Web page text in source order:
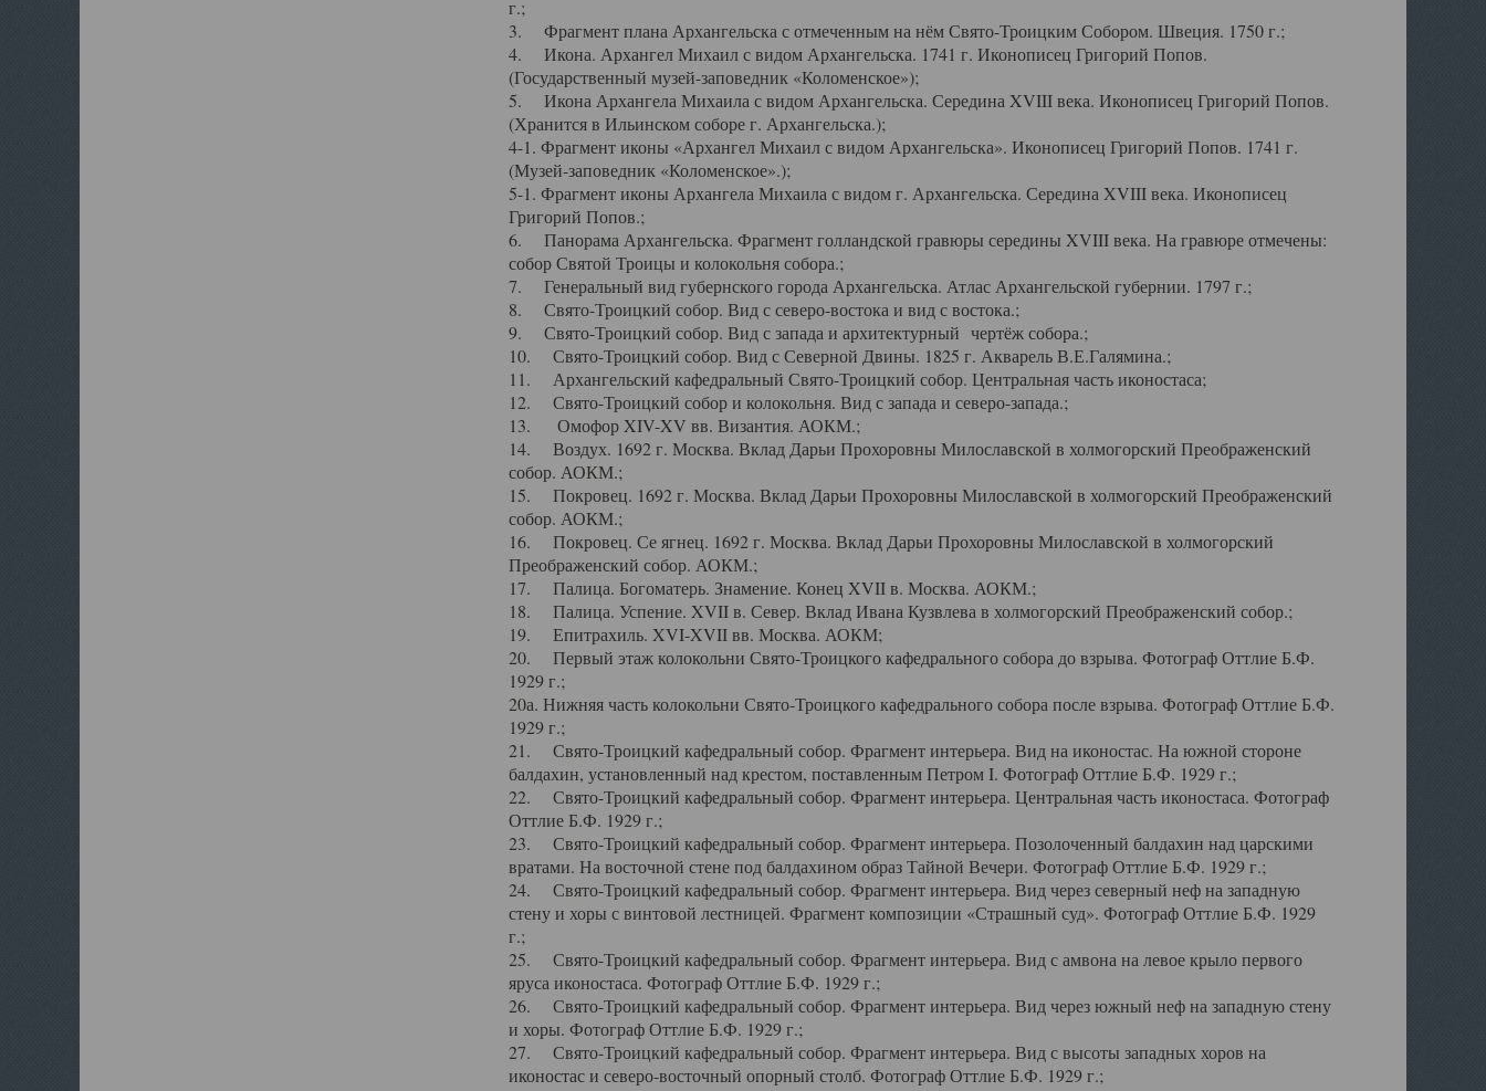
г.;
3. Фрагмент плана Архангельска с отмеченным на нём Свято-Троицким Собором. Швеция. 1750 г.;
4. Икона. Архангел Михаил с видом Архангельска. 1741 г. Иконописец Григорий Попов.
(Государственный музей-заповедник «Коломенское»);
5. Икона Архангела Михаила с видом Архангельска. Середина XVIII века. Иконописец Григорий Попов.
(Хранится в Ильинском соборе г. Архангельска.);
4-1. Фрагмент иконы «Архангел Михаил с видом Архангельска». Иконописец Григорий Попов. 1741 г.
(Музей-заповедник «Коломенское».);
5-1. Фрагмент иконы Архангела Михаила с видом г. Архангельска. Середина XVIII века. Иконописец
Григорий Попов.;
6. Панорама Архангельска. Фрагмент голландской гравюры середины XVIII века. На гравюре отмечены:
собор Святой Троицы и колокольня собора.;
7. Генеральный вид губернского города Архангельска. Атлас Архангельской губернии. 1797 г.;
8. Свято-Троицкий собор. Вид с северо-востока и вид с востока.;
9. Свято-Троицкий собор. Вид с запада и архитектурный чертёж собора.;
10. Свято-Троицкий собор. Вид с Северной Двины. 1825 г. Акварель В.Е.Галямина.;
11. Архангельский кафедральный Свято-Троицкий собор. Центральная часть иконостаса;
12. Свято-Троицкий собор и колокольня. Вид с запада и северо-запада.;
13. Омофор XIV-XV вв. Византия. АОКМ.;
14. Воздух. 1692 г. Москва. Вклад Дарьи Прохоровны Милославской в холмогорский Преображенский
собор. АОКМ.;
15. Покровец. 1692 г. Москва. Вклад Дарьи Прохоровны Милославской в холмогорский Преображенский
собор. АОКМ.;
16. Покровец. Се ягнец. 1692 г. Москва. Вклад Дарьи Прохоровны Милославской в холмогорский
Преображенский собор. АОКМ.;
17. Палица. Богоматерь. Знамение. Конец XVII в. Москва. АОКМ.;
18. Палица. Успение. XVII в. Север. Вклад Ивана Кузвлева в холмогорский Преображенский собор.;
19. Епитрахиль. XVI-XVII вв. Москва. АОКМ;
20. Первый этаж колокольни Свято-Троицкого кафедрального собора до взрыва. Фотограф Оттлие Б.Ф.
1929 г.;
20а. Нижняя часть колокольни Свято-Троицкого кафедрального собора после взрыва. Фотограф Оттлие Б.Ф.
1929 г.;
21. Свято-Троицкий кафедральный собор. Фрагмент интерьера. Вид на иконостас. На южной стороне
балдахин, установленный над крестом, поставленным Петром I. Фотограф Оттлие Б.Ф. 1929 г.;
22. Свято-Троицкий кафедральный собор. Фрагмент интерьера. Центральная часть иконостаса. Фотограф
Оттлие Б.Ф. 1929 г.;
23. Свято-Троицкий кафедральный собор. Фрагмент интерьера. Позолоченный балдахин над царскими
вратами. На восточной стене под балдахином образ Тайной Вечери. Фотограф Оттлие Б.Ф. 1929 г.;
24. Свято-Троицкий кафедральный собор. Фрагмент интерьера. Вид через северный неф на западную
стену и хоры с винтовой лестницей. Фрагмент композиции «Страшный суд». Фотограф Оттлие Б.Ф. 1929
г.;
25. Свято-Троицкий кафедральный собор. Фрагмент интерьера. Вид с амвона на левое крыло первого
яруса иконостаса. Фотограф Оттлие Б.Ф. 1929 г.;
26. Свято-Троицкий кафедральный собор. Фрагмент интерьера. Вид через южный неф на западную стену
и хоры. Фотограф Оттлие Б.Ф. 1929 г.;
27. Свято-Троицкий кафедральный собор. Фрагмент интерьера. Вид с высоты западных хоров на
иконостас и северо-восточный опорный столб. Фотограф Оттлие Б.Ф. 1929 г.;